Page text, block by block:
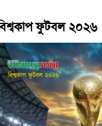
ফুটবল ২০২৬